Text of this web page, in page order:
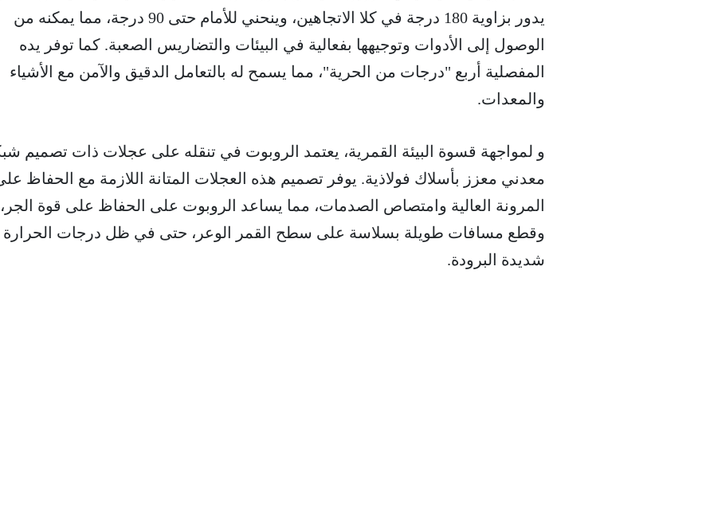
يدور بزاوية 180 درجة في كلا الاتجاهين، وينحني للأمام حتى 90 درجة، مما يمكنه من
الوصول إلى الأدوات وتوجيهها بفعالية في البيئات والتضاريس الصعبة. كما توفر يده
المفصلية أربع "درجات من الحرية"، مما يسمح له بالتعامل الدقيق والآمن مع الأشياء
والمعدات.
و لمواجهة قسوة البيئة القمرية، يعتمد الروبوت في تنقله على عجلات ذات تصميم
معدني معزز بأسلاك فولاذية. يوفر تصميم هذه العجلات المتانة اللازمة مع الحفاظ
المرونة العالية وامتصاص الصدمات، مما يساعد الروبوت على الحفاظ على قوة الجر،
وقطع مسافات طويلة بسلاسة على سطح القمر الوعر، حتى في ظل درجات الحرارة
شديدة البرودة.